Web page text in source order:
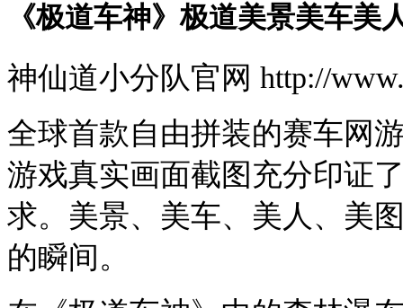
《极道车神》极道美景美车美
神仙道小分队官网 http://
全球首款自由拼装的赛车网
游戏真实画面截图充分印证
求。美景、美车、美人、美
的瞬间。